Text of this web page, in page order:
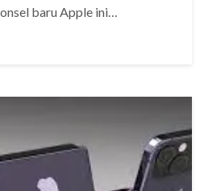
baru Apple ini…